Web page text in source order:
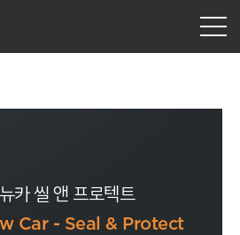
카 씰 앤 프로텍트
Car - Seal & Protect